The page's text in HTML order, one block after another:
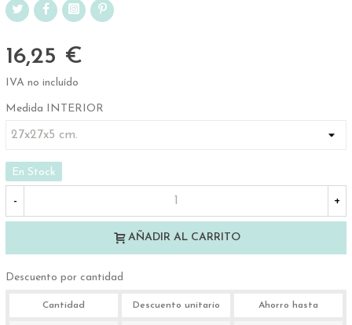
16,25 €
IVA no incluído
Medida INTERIOR
En Stock
- +
AÑADIR AL CARRITO
Descuento por cantidad
Cantidad Descuento unitario Ahorro hasta